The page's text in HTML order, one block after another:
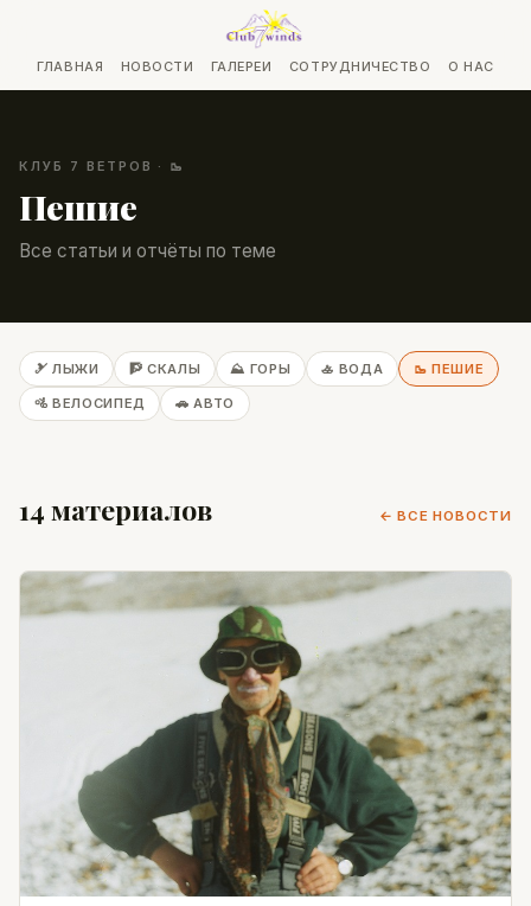
ГЛАВНАЯ НОВОСТИ ГАЛЕРЕИ СОТРУДНИЧЕСТВО О НАС
КЛУБ 7 ВЕТРОВ · 🥾
Пешие
Все статьи и отчёты по теме
🎿 ЛЫЖИ 🧗 СКАЛЫ ⛰️ ГОРЫ 🚣 ВОДА 🥾 ПЕШИЕ
🚵 ВЕЛОСИПЕД 🚗 АВТО
14 материалов ← ВСЕ НОВОСТИ